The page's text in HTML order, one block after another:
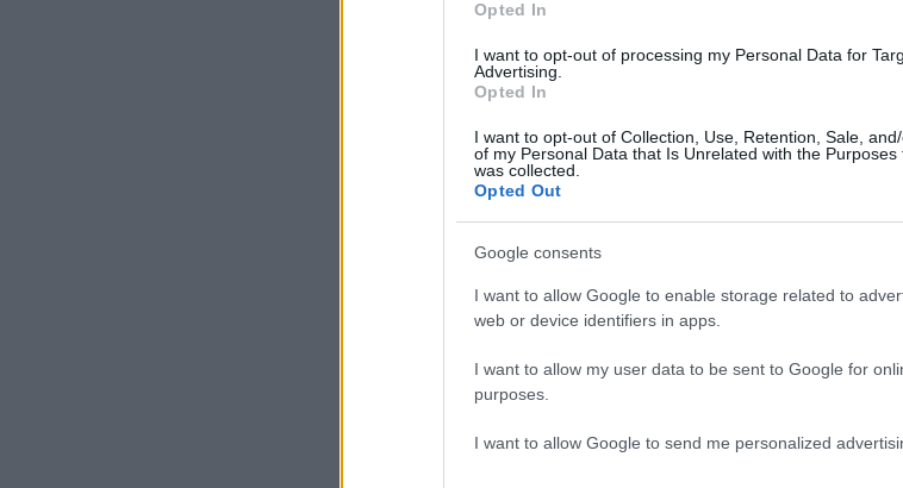
Opted In
I want to opt-out of processing my Personal Data for
Advertising.
Opted In
I want to opt-out of Collection, Use, Retention, Sale,
of my Personal Data that Is Unrelated with the Purposes
was collected.
Opted Out
Google consents
I want to allow Google to enable storage related to
web or device identifiers in apps.
I want to allow my user data to be sent to Google for
purposes.
I want to allow Google to send me personalized